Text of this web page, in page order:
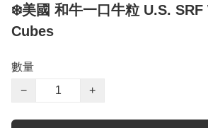
❄️美國 和牛一口牛粒 U.S.
Cubes
數量
−
+